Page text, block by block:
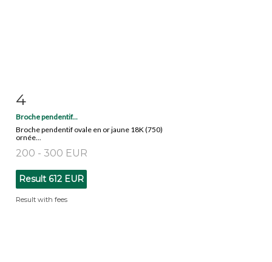
4
Broche pendentif...
Broche pendentif ovale en or jaune 18K (750)
ornée...
200 - 300 EUR
Result 612 EUR
Result with fees